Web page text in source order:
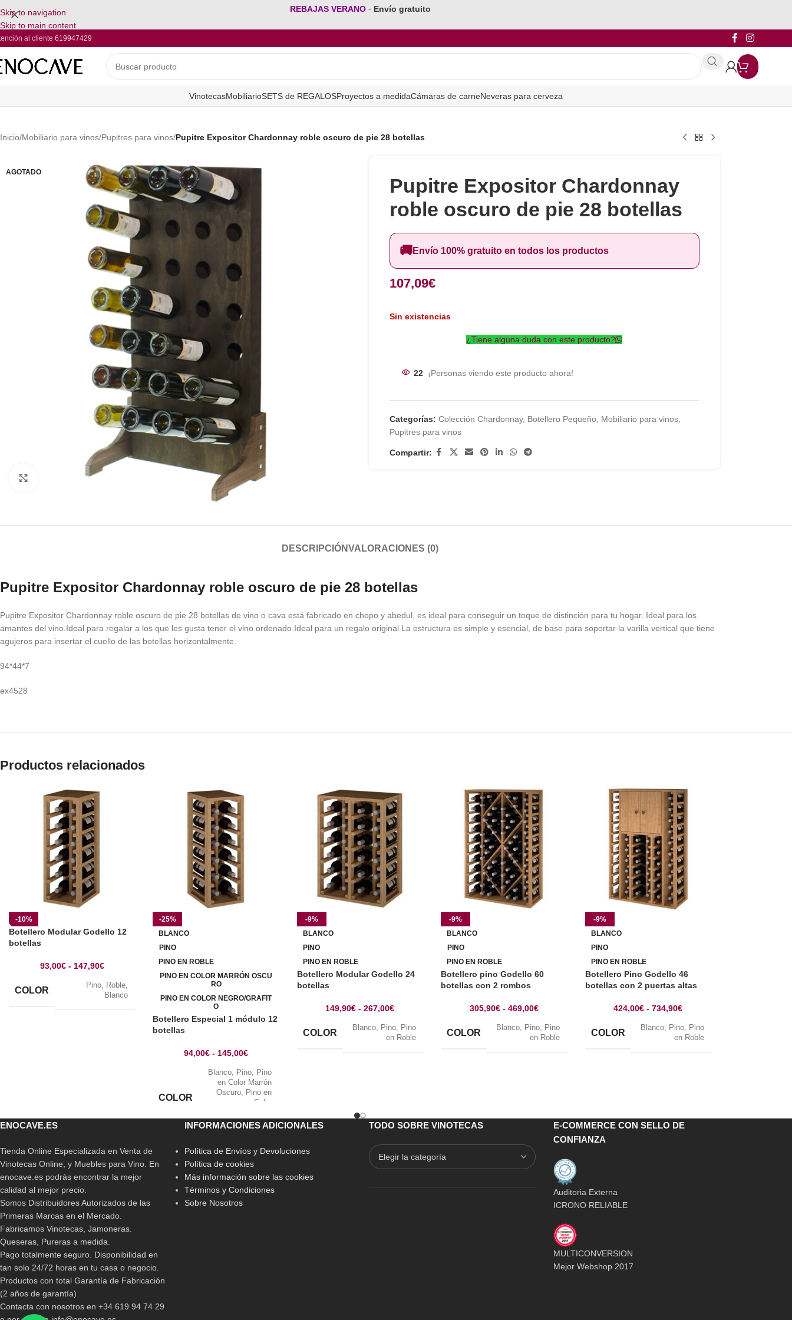
Skip to navigation
Skip to main content
REBAJAS VERANO - Envío gratuito
al cliente 619947429
VinotecasMobiliarioSETS de REGALOSProyectos a medidaCámaras de carneNeveras para cerveza
Inicio/Mobiliario para vinos/Pupitres para vinos/Pupitre Expositor Chardonnay roble oscuro de pie 28 botellas
AGOTADO
Clic para ampliar
Pupitre Expositor Chardonnay
roble oscuro de pie 28 botellas
🚚Envío 100% gratuito en todos los productos
107,09€
Sin existencias
¿Tiene alguna duda con este producto?
22 ¡Personas viendo este producto ahora!
Categorías: Colección Chardonnay, Botellero Pequeño Mobiliario para vinos,
Pupitres para vinos
Compartir:
DESCRIPCIÓNVALORACIONES (0)
Pupitre Expositor Chardonnay roble oscuro de pie 28 botellas
Pupitre Expositor Chardonnay roble oscuro de pie 28 botellas de vino o cava está fabricado en chopo y abedul, es ideal para conseguir un toque de distinción para tu hogar. Ideal para los
amantes del vino.Ideal para regalar a los que les gusta tener el vino ordenado.Ideal para un regalo original.La estructura es simple y esencial, de base para soportar la varilla vertical que tiene
agujeros para insertar el cuello de las botellas horizontalmente.
94*44*7
ex4528
Productos relacionados
-10%
Botellero Modular Godello 12
botellas
93,00€ - 147,90€
COLOR Pino, Roble,
Blanco
-25%
BLANCO
PINO
PINO EN ROBLE
PINO EN COLOR MARRÓN OSCU
RO
PINO EN COLOR NEGRO/GRAFIT
O
Botellero Especial 1 módulo 12
botellas
94,00€ - 145,00€
COLOR
Blanco, Pino, Pino
en Color Marrón
Oscuro, Pino en
Color
en Roble
-9%
BLANCO
PINO
PINO EN ROBLE
Botellero Modular Godello 24
botellas
149,90€ - 267,00€
COLOR Blanco, Pino, Pino
en Roble
-9%
BLANCO
PINO
PINO EN ROBLE
Botellero pino Godello 60
botellas con 2 rombos
305,90€ - 469,00€
COLOR Blanco, Pino, Pino
en Roble
-9%
BLANCO
PINO
PINO EN ROBLE
Botellero Pino Godello 46
botellas con 2 puertas altas
424,00€ - 734,90€
COLOR Blanco, Pino, Pino
en Roble
ENOCAVE.ES
Tienda Online Especializada en Venta de
Vinotecas Online, y Muebles para Vino. En
enocave.es podrás encontrar la mejor
calidad al mejor precio.
Somos Distribuidores Autorizados de las
Primeras Marcas en el Mercado.
Fabricamos Vinotecas, Jamoneras.
Queseras, Pureras a medida.
Pago totalmente seguro. Disponibilidad en
tan solo 24/72 horas en tu casa o negocio.
Productos con total Garantía de Fabricación
(2 años de garantía)
Contacta con nosotros en +34 619 94 74 29
INFORMACIONES ADICIONALES
Política de Envíos y Devoluciones
Política de cookies
Más información sobre las cookies
Términos y Condiciones
Sobre Nosotros
TODO SOBRE VINOTECAS
E-COMMERCE CON SELLO DE
CONFIANZA
Auditoria Externa
ICRONO RELIABLE
MULTICONVERSION
Mejor Webshop 2017